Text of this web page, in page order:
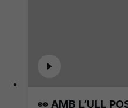
👀 AMB L’ULL